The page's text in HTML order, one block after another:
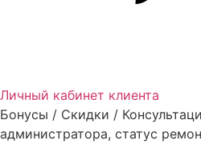
Личный кабинет клиента
Бонусы / Скидки /
администратора, статус